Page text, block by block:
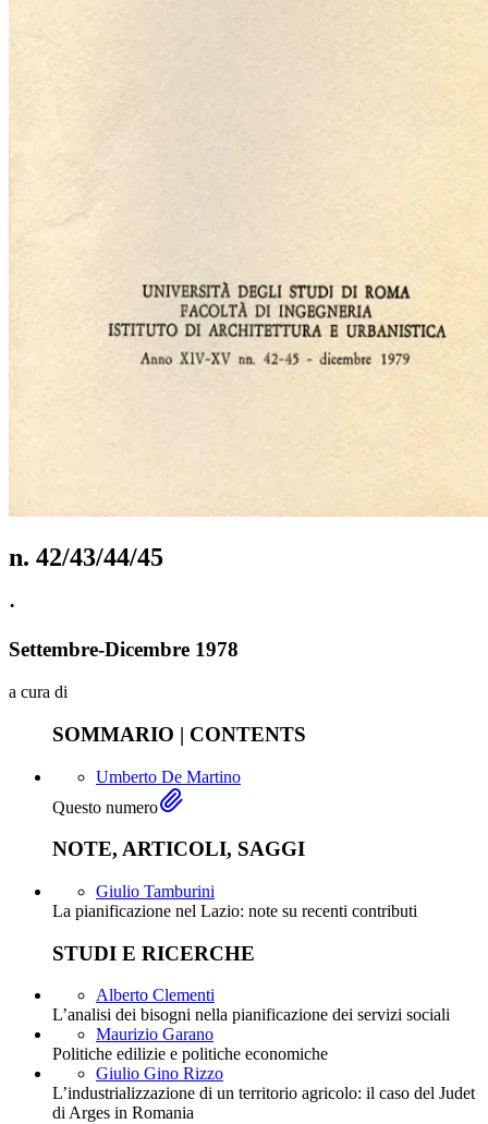
n. 42/43/44/45
·
Settembre-Dicembre 1978
a cura di
SOMMARIO | CONTENTS
Umberto De Martino
Questo numero
NOTE, ARTICOLI, SAGGI
Giulio Tamburini
La pianificazione nel Lazio: note su recenti contributi
STUDI E RICERCHE
Alberto Clementi
L’analisi dei bisogni nella pianificazione dei servizi sociali
Maurizio Garano
Politiche edilizie e politiche economiche
Giulio Gino Rizzo
L’industrializzazione di un territorio agricolo: il caso del Judet
di Arges in Romania